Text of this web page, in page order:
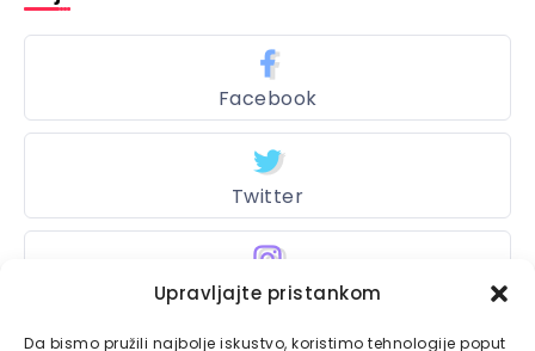
Upravljajte pristankom
Da bismo pružili najbolje iskustvo, koristimo tehnologije poput
Facebook
Twitter
Instagram